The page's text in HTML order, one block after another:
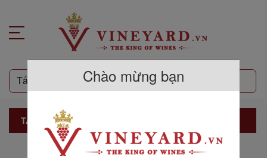
TẤT CẢ SẢN PHẨM
Chào mừng bạn